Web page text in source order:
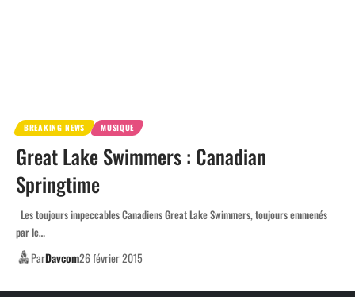
BREAKING NEWS MUSIQUE
Great Lake Swimmers : Canadian
Springtime
Les toujours impeccables Canadiens Great Lake Swimmers, toujours emmenés
par le…
ParDavcom26 février 2015